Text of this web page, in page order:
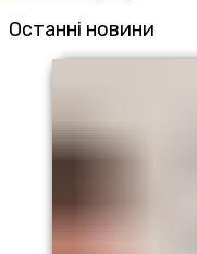
Останні новини